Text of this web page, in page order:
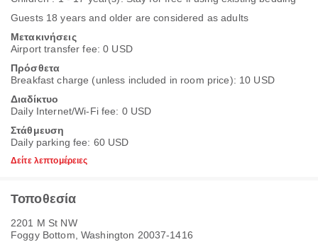
Guests 18 years and older are considered as adults
Μετακινήσεις
Airport transfer fee: 0 USD
Πρόσθετα
Breakfast charge (unless included in room price): 10 USD
Διαδίκτυο
Daily Internet/Wi-Fi fee: 0 USD
Στάθμευση
Daily parking fee: 60 USD
Δείτε λεπτομέρειες
Τοποθεσία
2201 M St NW
Foggy Bottom, Washington 20037-1416